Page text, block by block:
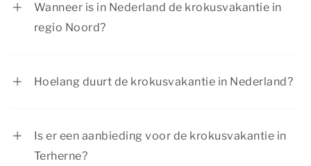
Wanneer is in Nederland de krokusvakantie in
regio Noord?
Hoelang duurt de krokusvakantie in Nederland?
Is er een aanbieding voor de krokusvakantie in
Terherne?